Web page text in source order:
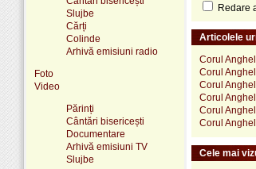
Redare
Articolele
Corul
Corul
Corul
Corul
Corul
Corul
Cele mai
Slujbe
Cărți
Colinde
Arhivă emisiuni radio
Foto
Video
Părinți
Cântări bisericești
Documentare
Arhivă emisiuni TV
Slujbe